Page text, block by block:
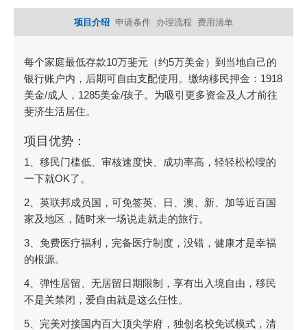
项目介绍 申请条件 办理流程 费用清单
每个家庭最低存款10万斐元（约5万美金）到当地自己的
银行账户内，后期可自由支配使用。缴纳移民押金：1918
美金/成人，1285美金/孩子。为吸引更多资金及人才前往
斐济生活居住。
项目优势：
1、移民门槛低、审核速度快、成功率高，轻轻松松嗖的
一下就OK了。
2、英联邦成员国，可免签英、日、澳、新、加等近百国
家及地区，随时来一场说走就走的旅行。
3、免费医疗福利，完备医疗制度，没错，健康才是幸福
的根源。
4、弹性居留、无居留日期限制，享有出入境自由，移民
不是关禁闭，爱自由就是这么任性。
5、完美对接国内百大顶尖学府，独创名校免试模式，清